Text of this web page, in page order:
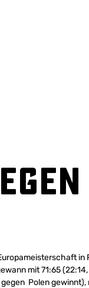
in
mit 71:65 (22:14,
Polen